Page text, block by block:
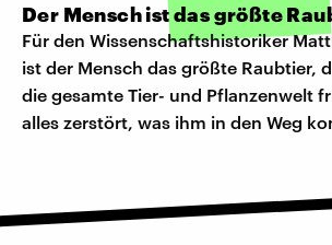
Der Mensch ist das größte
Für den Wissenschaftshistoriker
ist der Mensch das größte Raubtier,
die gesamte Tier- und Pflanzenwelt
alles zerstört, was ihm in den Weg